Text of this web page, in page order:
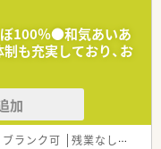
方は、負傷・病気になった
を育てる場合、1日2回、1
月31日まで利用可能で
お子様が小学校3年終了
化して地域密着型の運営
す安定した経営基盤が自
カラーには緑を強調し
に親しまれる運営を行っ
無菌調剤室や専用の在宅
を発揮できる設備が整っ
ぼ100％●和気あいあ
も充実しており、お
加
ブランク可 残業なし(ほぼなし含む)